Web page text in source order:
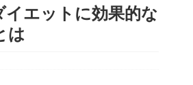
イエットに効果的な
は